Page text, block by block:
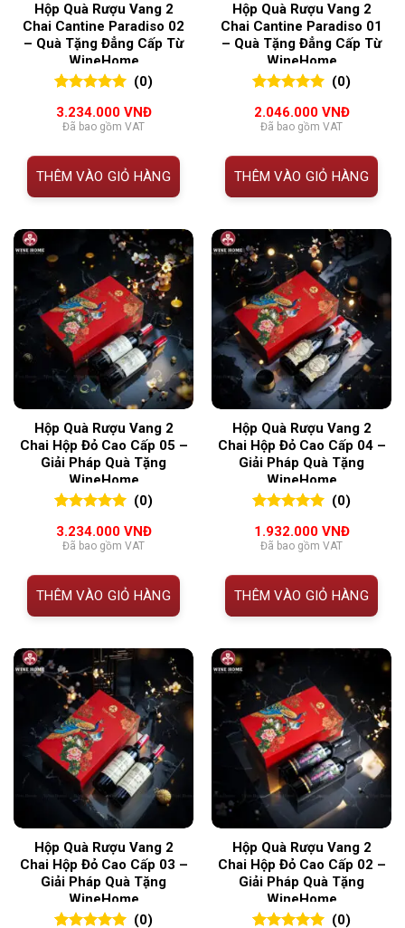
Hộp Quà Rượu Vang 2
Chai Cantine Paradiso 02
– Quà Tặng Đẳng Cấp Từ
WineHome
đánh giá
(0)
3.234.000 VNĐ
Đã bao gồm VAT
THÊM VÀO GIỎ HÀNG
Hộp Quà Rượu Vang 2
Chai Cantine Paradiso 01
– Quà Tặng Đẳng Cấp Từ
WineHome
đánh giá
(0)
2.046.000 VNĐ
Đã bao gồm VAT
THÊM VÀO GIỎ HÀNG
Hộp Quà Rượu Vang 2
Chai Hộp Đỏ Cao Cấp 05 –
Giải Pháp Quà Tặng
WineHome
đánh giá
(0)
3.234.000 VNĐ
Đã bao gồm VAT
THÊM VÀO GIỎ HÀNG
Hộp Quà Rượu Vang 2
Chai Hộp Đỏ Cao Cấp 04 –
Giải Pháp Quà Tặng
WineHome
đánh giá
(0)
1.932.000 VNĐ
Đã bao gồm VAT
THÊM VÀO GIỎ HÀNG
Hộp Quà Rượu Vang 2
Chai Hộp Đỏ Cao Cấp 03 –
Giải Pháp Quà Tặng
WineHome
(0)
Hộp Quà Rượu Vang 2
Chai Hộp Đỏ Cao Cấp 02 –
Giải Pháp Quà Tặng
WineHome
(0)